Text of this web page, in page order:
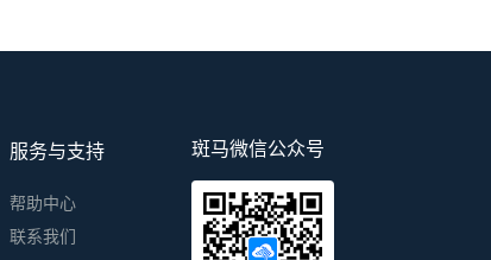
服务与支持
帮助中心
联系我们
斑马微信公众号